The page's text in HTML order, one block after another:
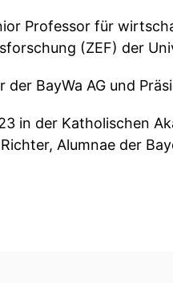
Professor für
(ZEF) der
BayWa AG und
in der Katholischen
Alumnae der